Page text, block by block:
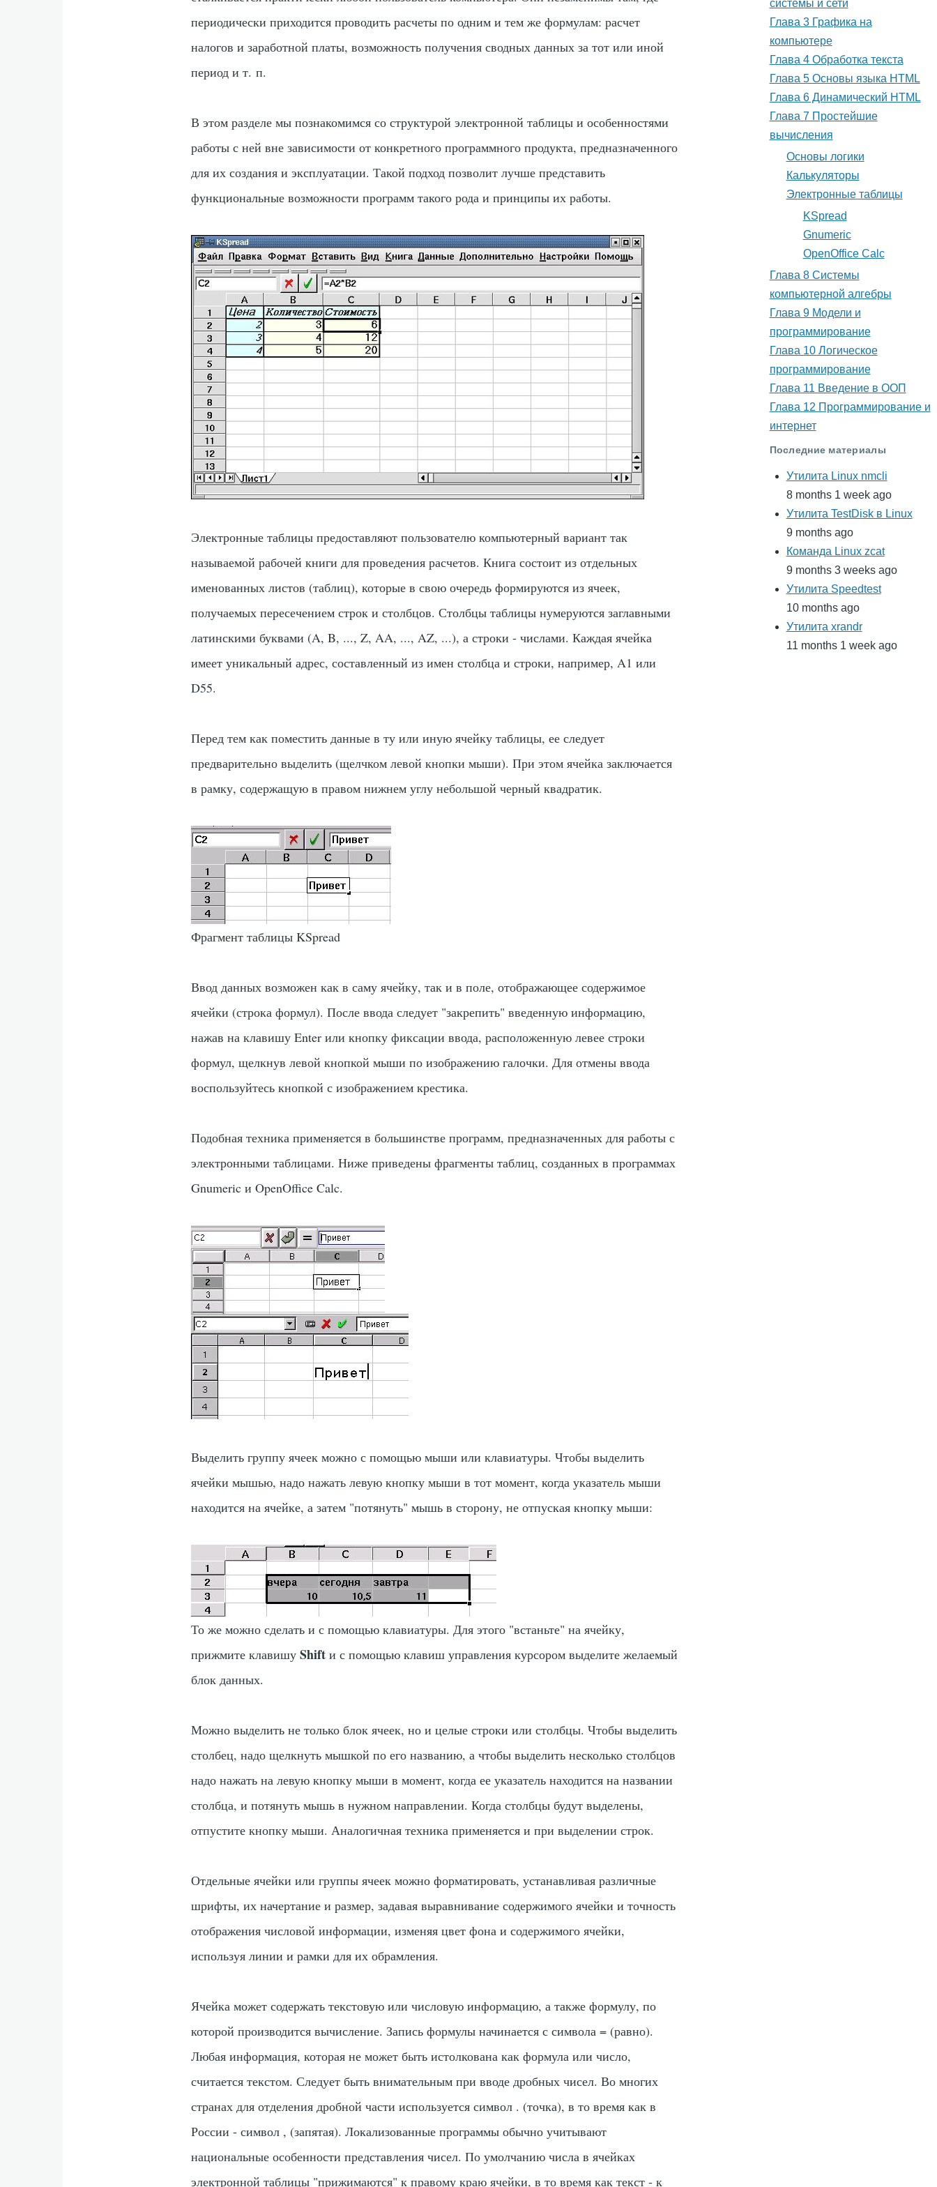
периодически приходится проводить расчеты по одним и тем же формулам: расчет
налогов и заработной платы, возможность получения сводных данных за тот или иной
период и т. п.
В этом разделе мы познакомимся со структурой электронной таблицы и особенностями
работы с ней вне зависимости от конкретного программного продукта, предназначенного
для их создания и эксплуатации. Такой подход позволит лучше представить
функциональные возможности программ такого рода и принципы их работы.
Электронные таблицы предоставляют пользователю компьютерный вариант так
называемой рабочей книги для проведения расчетов. Книга состоит из отдельных
именованных листов (таблиц), которые в свою очередь формируются из ячеек,
получаемых пересечением строк и столбцов. Столбцы таблицы нумеруются заглавными
латинскими буквами (A,B, ...,Z,AA, ...,AZ, ...), а строки - числами. Каждая ячейка
имеет уникальный адрес, составленный из имен столбца и строки, например,A1 или
D55.
Перед тем как поместить данные в ту или иную ячейку таблицы, ее следует
предварительно выделить (щелчком левой кнопки мыши). При этом ячейка заключается
в рамку, содержащую в правом нижнем углу небольшой черный квадратик.
Фрагмент таблицы KSpread
Ввод данных возможен как в саму ячейку, так и в поле, отображающее содержимое
ячейки (строка формул). После ввода следует "закрепить" введенную информацию,
нажав на клавишуEnter или кнопку фиксации ввода, расположенную левее строки
формул, щелкнув левой кнопкой мыши по изображению галочки. Для отмены ввода
воспользуйтесь кнопкой с изображением крестика.
Подобная техника применяется в большинстве программ, предназначенных для работы с
электронными таблицами. Ниже приведены фрагменты таблиц, созданных в программах
Gnumeric и OpenOffice Calc.
Выделить группу ячеек можно с помощью мыши или клавиатуры. Чтобы выделить
ячейки мышью, надо нажать левую кнопку мыши в тот момент, когда указатель мыши
находится на ячейке, а затем "потянуть" мышь в сторону, не отпуская кнопку мыши:
То же можно сделать и с помощью клавиатуры. Для этого "встаньте" на ячейку,
прижмите клавишуShift и с помощью клавиш управления курсором выделите желаемый
блок данных.
Можно выделить не только блок ячеек, но и целые строки или столбцы. Чтобы выделить
столбец, надо щелкнуть мышкой по его названию, а чтобы выделить несколько столбцов
надо нажать на левую кнопку мыши в момент, когда ее указатель находится на названии
столбца, и потянуть мышь в нужном направлении. Когда столбцы будут выделены,
отпустите кнопку мыши. Аналогичная техника применяется и при выделении строк.
Отдельные ячейки или группы ячеек можно форматировать, устанавливая различные
шрифты, их начертание и размер, задавая выравнивание содержимого ячейки и точность
отображения числовой информации, изменяя цвет фона и содержимого ячейки,
используя линии и рамки для их обрамления.
Ячейка может содержать текстовую или числовую информацию, а также формулу, по
которой производится вычисление. Запись формулы начинается с символа= (равно).
Любая информация, которая не может быть истолкована как формула или число,
считается текстом. Следует быть внимательным при вводе дробных чисел. Во многих
странах для отделения дробной части используется символ . (точка), в то время как в
России - символ , (запятая). Локализованные программы обычно учитывают
национальные особенности представления чисел. По умолчанию числа в ячейках
электронной таблицы "прижимаются" к правому краю ячейки, в то время как текст - к
системы и сети
Глава 3 Графика на
компьютере
Глава 4 Обработка текста
Глава 5 Основы языка HTML
Глава 6 Динамический HTML
Глава 7 Простейшие
вычисления
Основы логики
Калькуляторы
Электронные таблицы
KSpread
Gnumeric
OpenOffice Calc
Глава 8 Системы
компьютерной алгебры
Глава 9 Модели и
программирование
Глава 10 Логическое
программирование
Глава 11 Введение в ООП
Глава 12 Программирование и
интернет
Последние материалы
Утилита Linux nmcli
8 months 1 week ago
Утилита TestDisk в Linux
9 months ago
Команда Linux zcat
9 months 3 weeks ago
Утилита Speedtest
10 months ago
Утилита xrandr
11 months 1 week ago